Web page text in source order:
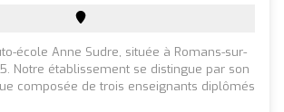
école Anne Sudre, située à Romans-sur-
Notre établissement se distingue par son
composée de trois enseignants diplômés